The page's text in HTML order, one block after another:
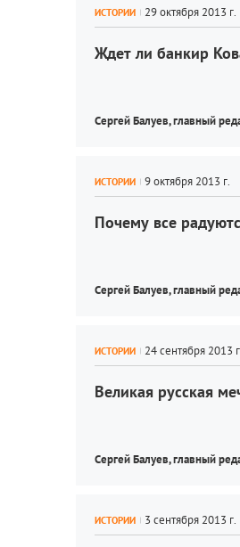
ИСТОРИИ
Ждет ли банкир
Сергей Балуев, главный
ИСТОРИИ
Почему все
Сергей Балуев, главный
ИСТОРИИ
Великая русская
Сергей Балуев, главный
ИСТОРИИ